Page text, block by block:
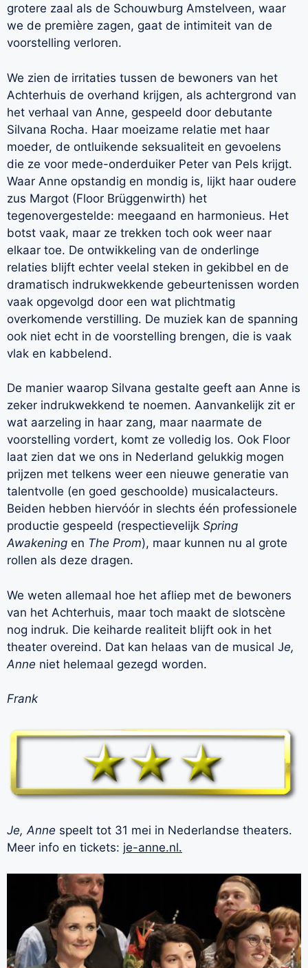
grotere zaal als de Schouwburg Amstelveen, waar
we de première zagen, gaat de intimiteit van de
voorstelling verloren.
We zien de irritaties tussen de bewoners van het
Achterhuis de overhand krijgen, als achtergrond van
het verhaal van Anne, gespeeld door debutante
Silvana Rocha. Haar moeizame relatie met haar
moeder, de ontluikende seksualiteit en gevoelens
die ze voor mede-onderduiker Peter van Pels krijgt.
Waar Anne opstandig en mondig is, lijkt haar oudere
zus Margot (Floor Brüggenwirth) het
tegenovergestelde: meegaand en harmonieus. Het
botst vaak, maar ze trekken toch ook weer naar
elkaar toe. De ontwikkeling van de onderlinge
relaties blijft echter veelal steken in gekibbel en de
dramatisch indrukwekkende gebeurtenissen worden
vaak opgevolgd door een wat plichtmatig
overkomende verstilling. De muziek kan de spanning
ook niet echt in de voorstelling brengen, die is vaak
vlak en kabbelend.
De manier waarop Silvana gestalte geeft aan Anne is
zeker indrukwekkend te noemen. Aanvankelijk zit er
wat aarzeling in haar zang, maar naarmate de
voorstelling vordert, komt ze volledig los. Ook Floor
laat zien dat we ons in Nederland gelukkig mogen
prijzen met telkens weer een nieuwe generatie van
talentvolle (en goed geschoolde) musicalacteurs.
Beiden hebben hiervóór in slechts één professionele
productie gespeeld (respectievelijk Spring
Awakening en The Prom), maar kunnen nu al grote
rollen als deze dragen.
We weten allemaal hoe het afliep met de bewoners
van het Achterhuis, maar toch maakt de slotscène
nog indruk. Die keiharde realiteit blijft ook in het
theater overeind. Dat kan helaas van de musical Je,
Anne niet helemaal gezegd worden.
Frank
Je, Anne speelt tot 31 mei in Nederlandse theaters.
Meer info en tickets: je-anne.nl.